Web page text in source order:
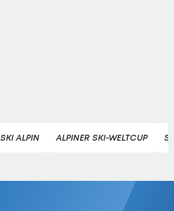
SKI ALPIN ALPINER SKI-WELTCUP